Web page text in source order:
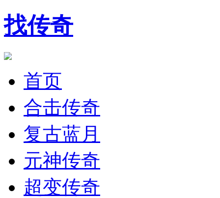
找传奇
首页
合击传奇
复古蓝月
元神传奇
超变传奇